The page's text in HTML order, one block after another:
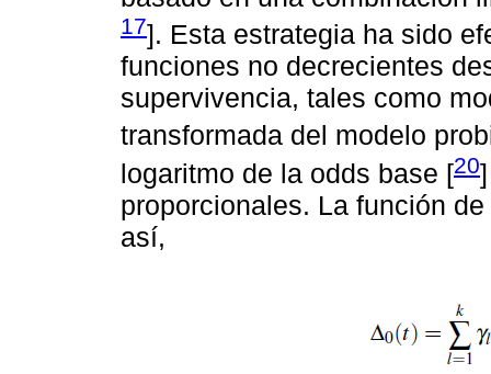
17]. Esta estrategia ha sido
funciones no decrecientes
supervivencia, tales como
transformada del modelo
logaritmo de la odds base [20
proporcionales. La función
así,